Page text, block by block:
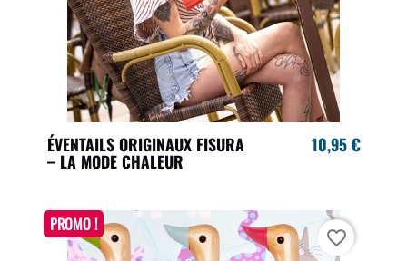
ÉVENTAILS ORIGINAUX FISURA
– LA MODE CHALEUR
10,95 €
PROMO !
favorite_border